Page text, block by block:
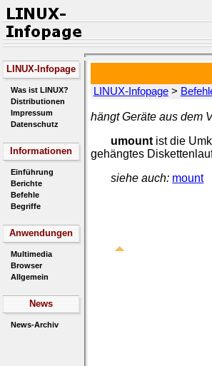
LINUX-Infopage
Was ist LINUX?
Distributionen
Impressum
Datenschutz
Informationen
Einführung
Berichte
Befehle
Begriffe
Anwendungen
Multimedia
Browser
Allgemein
News
News-Archiv
LINUX-Infopage>
hängt Geräte aus dem
umount ist die
gehängtes
siehe auch: mount